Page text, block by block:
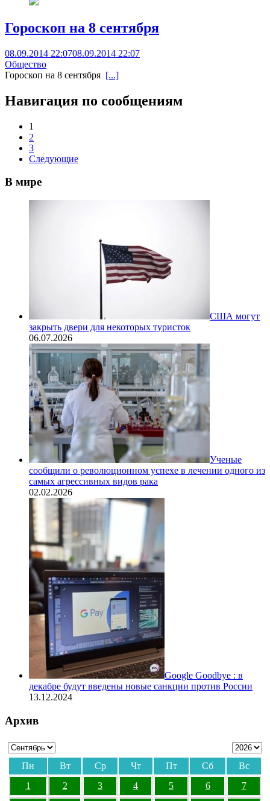
Гороскоп на 8 сентября
08.09.2014 22:0708.09.2014 22:07
Общество
Гороскоп на 8 сентября [...]
Навигация по сообщениям
1
2
3
Следующие
В мире
США могут
закрыть двери для некоторых туристок
06.07.2026
Ученые
сообщили о революционном успехе в лечении одного из
самых агрессивных видов рака
02.02.2026
Google Goodbye : в
декабре будут введены новые санкции против России
13.12.2024
Архив
Пн Вт Ср Чт Пт Сб
Вс
1
2 3 4 5 6 7